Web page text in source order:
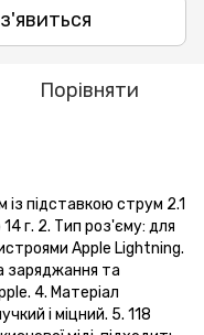
Порівняти
із підставкою струм 2.1
г. 2. Тип роз'єму: для
Apple Lightning.
заряджання та
4. Матеріал
і міцний. 5. 118